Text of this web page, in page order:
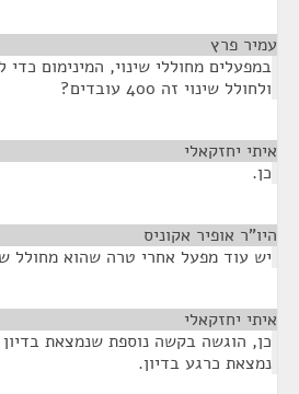
עמיר פרץ
במפעלים מחוללי שינוי, המינימום כדי
ולחולל שינוי זה 400 עובדים?
איתי יחזקאלי
כן.
היו"ר אופיר אקוניס
יש עוד מפעל אחרי טרה שהוא מחולל
איתי יחזקאלי
כן, הוגשה בקשה נוספת שנמצאת
נמצאת כרגע בדיון.